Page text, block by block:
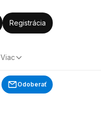
Registrácia
Viac
Odoberať